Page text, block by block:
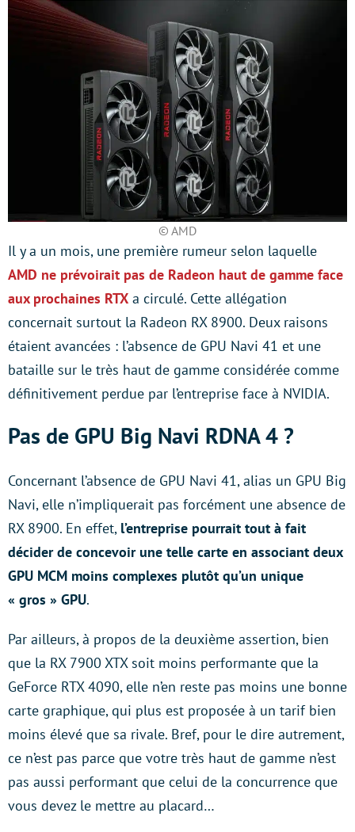
© AMD
Il y a un mois, une première rumeur selon laquelle
AMD ne prévoirait pas de Radeon haut de gamme face
aux prochaines RTX a circulé. Cette allégation
concernait surtout la Radeon RX 8900. Deux raisons
étaient avancées : l’absence de GPU Navi 41 et une
bataille sur le très haut de gamme considérée comme
définitivement perdue par l’entreprise face à NVIDIA.
Pas de GPU Big Navi RDNA 4 ?
Concernant l’absence de GPU Navi 41, alias un GPU Big
Navi, elle n’impliquerait pas forcément une absence de
RX 8900. En effet, l’entreprise pourrait tout à fait
décider de concevoir une telle carte en associant deux
GPU MCM moins complexes plutôt qu’un unique
« gros » GPU.
Par ailleurs, à propos de la deuxième assertion, bien
que la RX 7900 XTX soit moins performante que la
GeForce RTX 4090, elle n’en reste pas moins une bonne
carte graphique, qui plus est proposée à un tarif bien
moins élevé que sa rivale. Bref, pour le dire autrement,
ce n’est pas parce que votre très haut de gamme n’est
pas aussi performant que celui de la concurrence que
vous devez le mettre au placard…